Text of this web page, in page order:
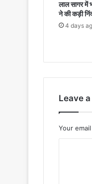
लाल सागर में
ने की कड़ी
4 days
Leave
Your